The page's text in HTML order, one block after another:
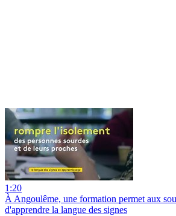
1:20
À Angoulême, une formation permet aux
d'apprendre la langue des signes